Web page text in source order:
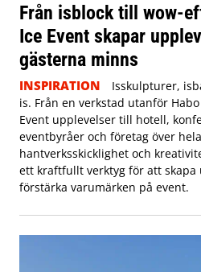
Från isblock till wow-
Ice Event skapar
gästerna minns
INSPIRATION
Isskulpturer,
is. Från en verkstad utanför
Event upplevelser till hotell,
eventbyråer och företag över
hantverksskicklighet och
ett kraftfullt verktyg för att skapa
förstärka varumärken på event.